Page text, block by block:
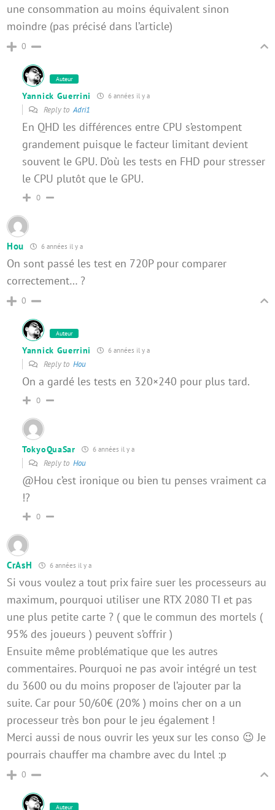
une consommation au moins équivalent sinon
moindre (pas précisé dans l’article)
0
Auteur
Yannick Guerrini 6 années il y a
Reply toAdri1
En QHD les différences entre CPU s’estompent
grandement puisque le facteur limitant devient
souvent le GPU. D’où les tests en FHD pour stresser
le CPU plutôt que le GPU.
0
Hou 6 années il y a
On sont passé les test en 720P pour comparer
correctement… ?
0
Auteur
Yannick Guerrini 6 années il y a
Reply to Hou
On a gardé les tests en 320×240 pour plus tard.
0
TokyoQuaSar 6 années il y a
Reply to Hou
@Hou c’est ironique ou bien tu penses vraiment ca
!?
0
CrAsH 6 années il y a
Si vous voulez a tout prix faire suer les processeurs au
maximum, pourquoi utiliser une RTX 2080 TI et pas
une plus petite carte ? ( que le commun des mortels (
95% des joueurs ) peuvent s’offrir )
Ensuite même problématique que les autres
commentaires. Pourquoi ne pas avoir intégré un test
du 3600 ou du moins proposer de l’ajouter par la
suite. Car pour 50/60€ (20% ) moins cher on a un
processeur très bon pour le jeu également !
Merci aussi de nous ouvrir les yeux sur les conso 😉 Je
pourrais chauffer ma chambre avec du Intel :p
0
Auteur